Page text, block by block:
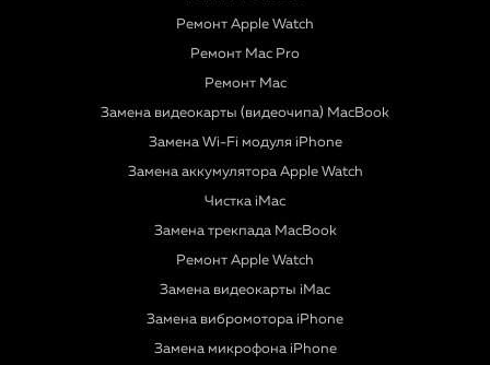
Ремонт Apple Watch
Ремонт Mac Pro
Ремонт Mac
Замена видеокарты (видеочипа) MacBook
Замена Wi-Fi модуля iPhone
Замена аккумулятора Apple Watch
Чистка iMac
Замена трекпада MacBook
Ремонт Apple Watch
Замена видеокарты iMac
Замена вибромотора iPhone
Замена микрофона iPhone